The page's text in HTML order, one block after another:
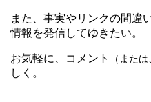
また、事実やリンクの間違
情報を発信してゆきたい。
お気軽に、コメント （または
しく。